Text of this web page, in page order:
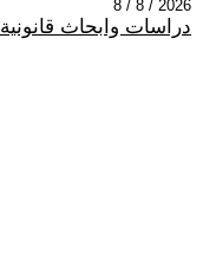
2026 / 8 / 8
دراسات وابحاث قانونية